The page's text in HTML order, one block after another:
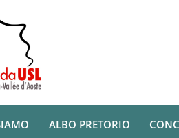
ALBO PRETORIO